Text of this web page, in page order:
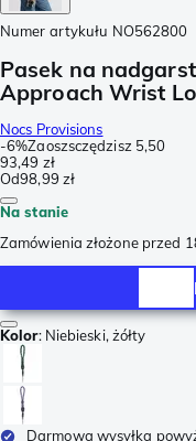
Numer artykułu NO562800
Pasek na
Approach Wrist
Nocs Provisions
-6%Zaoszsczędzisz 5,50
93,49 zł
Od98,99 zł
Na stanie
Zamówienia złożone przed
Kolor: Niebieski, żółty
Darmowa wysyłka